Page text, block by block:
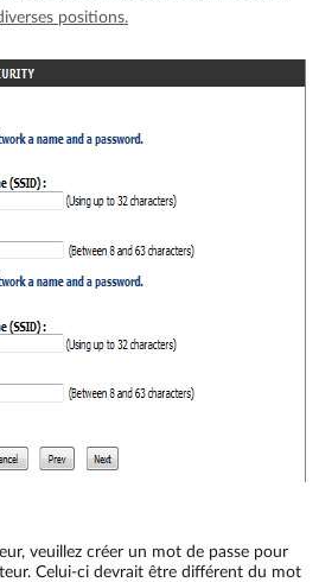
positions.
veuillez créer un mot de passe pour
Celui-ci devrait être différent du mot